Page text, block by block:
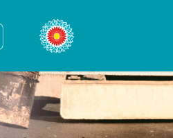
Bicentenario